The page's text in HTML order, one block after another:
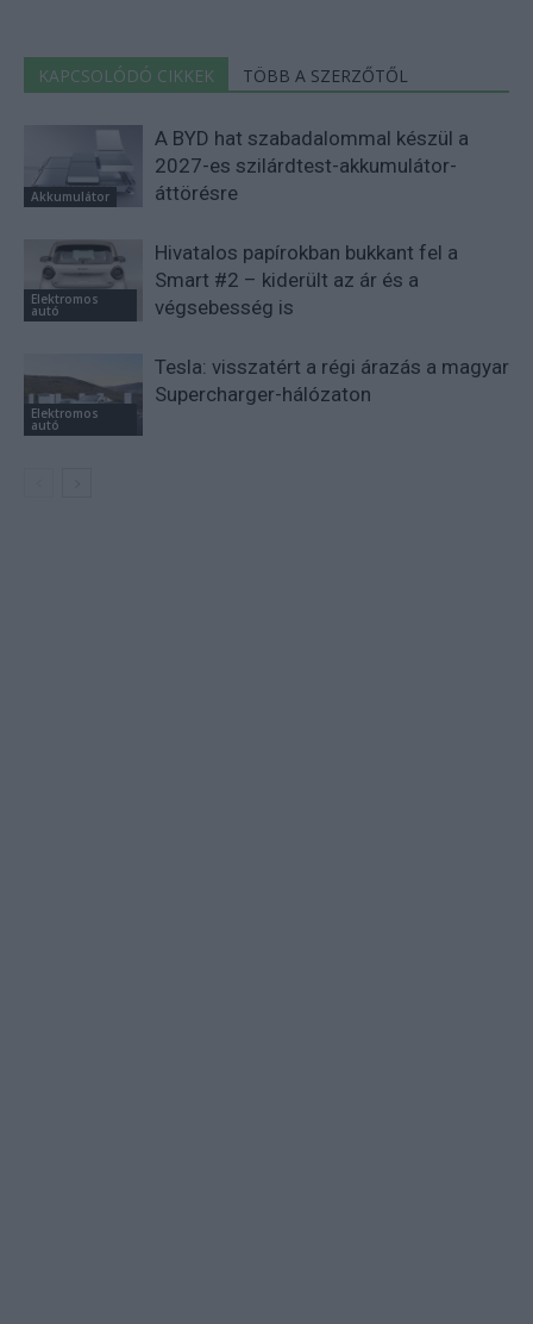
KAPCSOLÓDÓ CIKKEK TÖBB A SZERZŐTŐL
Akkumulátor
A BYD hat szabadalommal készül a
2027-es szilárdtest-akkumulátor-
áttörésre
Elektromos
autó
Hivatalos papírokban bukkant fel a
Smart #2 – kiderült az ár és a
végsebesség is
Elektromos
autó
Tesla: visszatért a régi árazás a magyar
Supercharger-hálózaton